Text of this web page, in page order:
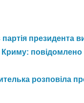
президента
повідомлено
розповіла